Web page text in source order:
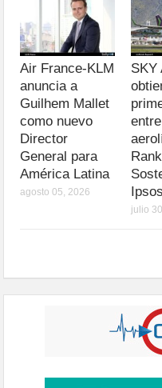
Air France-KLM
anuncia a
Guilhem Mallet
como nuevo
Director
General para
América Latina
agosto 05, 2026
SKY
julio